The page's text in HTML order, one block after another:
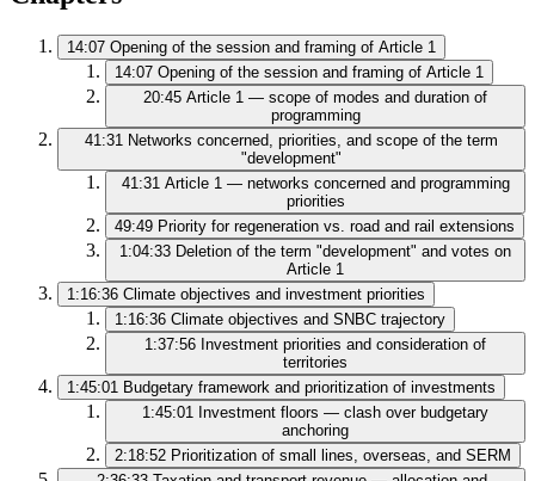
14:07 Opening of the session and framing of Article 1
14:07 Opening of the session and framing of Article 1
20:45 Article 1 — scope of modes and duration of
programming
41:31 Networks concerned, priorities, and scope of the term
"development"
41:31 Article 1 — networks concerned and programming
priorities
49:49 Priority for regeneration vs. road and rail extensions
1:04:33 Deletion of the term "development" and votes on
Article 1
1:16:36 Climate objectives and investment priorities
1:16:36 Climate objectives and SNBC trajectory
1:37:56 Investment priorities and consideration of
territories
1:45:01 Budgetary framework and prioritization of investments
1:45:01 Investment floors — clash over budgetary
anchoring
2:18:52 Prioritization of small lines, overseas, and SERM